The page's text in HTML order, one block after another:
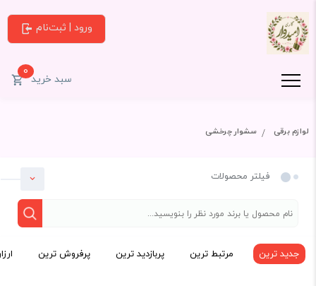
ورود | ثبت‌نام
سبد خرید0
لوازم برقی سشوار چرخشی
فیلتر محصولات
دسته بندی
جدید ترین مرتبط ترین پربازدید ترین پرفروش ترین